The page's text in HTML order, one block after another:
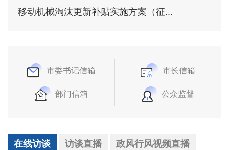
移动机械淘汰更新补贴实施方案（征...
市委书记信箱 市长信箱
部门信箱 公众监督
在线访谈 访谈直播 政风行风视频直播